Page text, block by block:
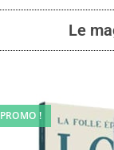
Le
PROMO !